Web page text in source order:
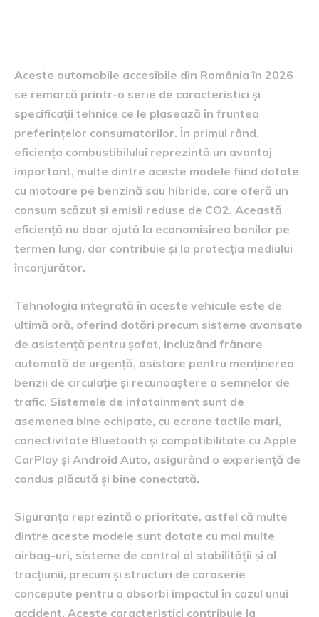
Aceste automobile accesibile din România în 2026
se remarcă printr-o serie de caracteristici și
specificații tehnice ce le plasează în fruntea
preferințelor consumatorilor. În primul rând,
eficiența combustibilului reprezintă un avantaj
important, multe dintre aceste modele fiind dotate
cu motoare pe benzină sau hibride, care oferă un
consum scăzut și emisii reduse de CO2. Această
eficiență nu doar ajută la economisirea banilor pe
termen lung, dar contribuie și la protecția mediului
înconjurător.
Tehnologia integrată în aceste vehicule este de
ultimă oră, oferind dotări precum sisteme avansate
de asistență pentru șofat, incluzând frânare
automată de urgență, asistare pentru menținerea
benzii de circulație și recunoaștere a semnelor de
trafic. Sistemele de infotainment sunt de
asemenea bine echipate, cu ecrane tactile mari,
conectivitate Bluetooth și compatibilitate cu Apple
CarPlay și Android Auto, asigurând o experiență de
condus plăcută și bine conectată.
Siguranța reprezintă o prioritate, astfel că multe
dintre aceste modele sunt dotate cu mai multe
airbag-uri, sisteme de control al stabilității și al
tracțiunii, precum și structuri de caroserie
concepute pentru a absorbi impactul în cazul unui
accident. Aceste caracteristici contribuie la